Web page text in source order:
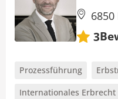
3
Prozessführung
Internationales Erbrecht